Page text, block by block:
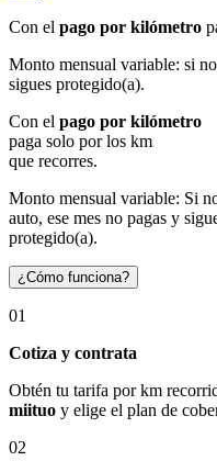
Con el pago por kilómetro
Monto mensual variable: si
sigues protegido(a).
Con el pago por kilómetro
paga solo por los km
que recorres.
Monto mensual variable: Si
auto, ese mes no pagas y
protegido(a).
¿Cómo funciona?
01
Cotiza y contrata
Obtén tu tarifa por km
miituo y elige el plan de
02